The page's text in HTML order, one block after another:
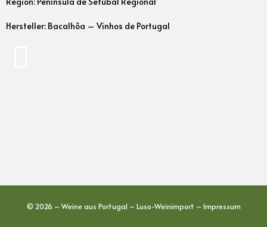
Hersteller: Bacalhôa – Vinhos de Portugal
© 2026 – Weine aus Portugal – Luso-Weinimport – Impressum